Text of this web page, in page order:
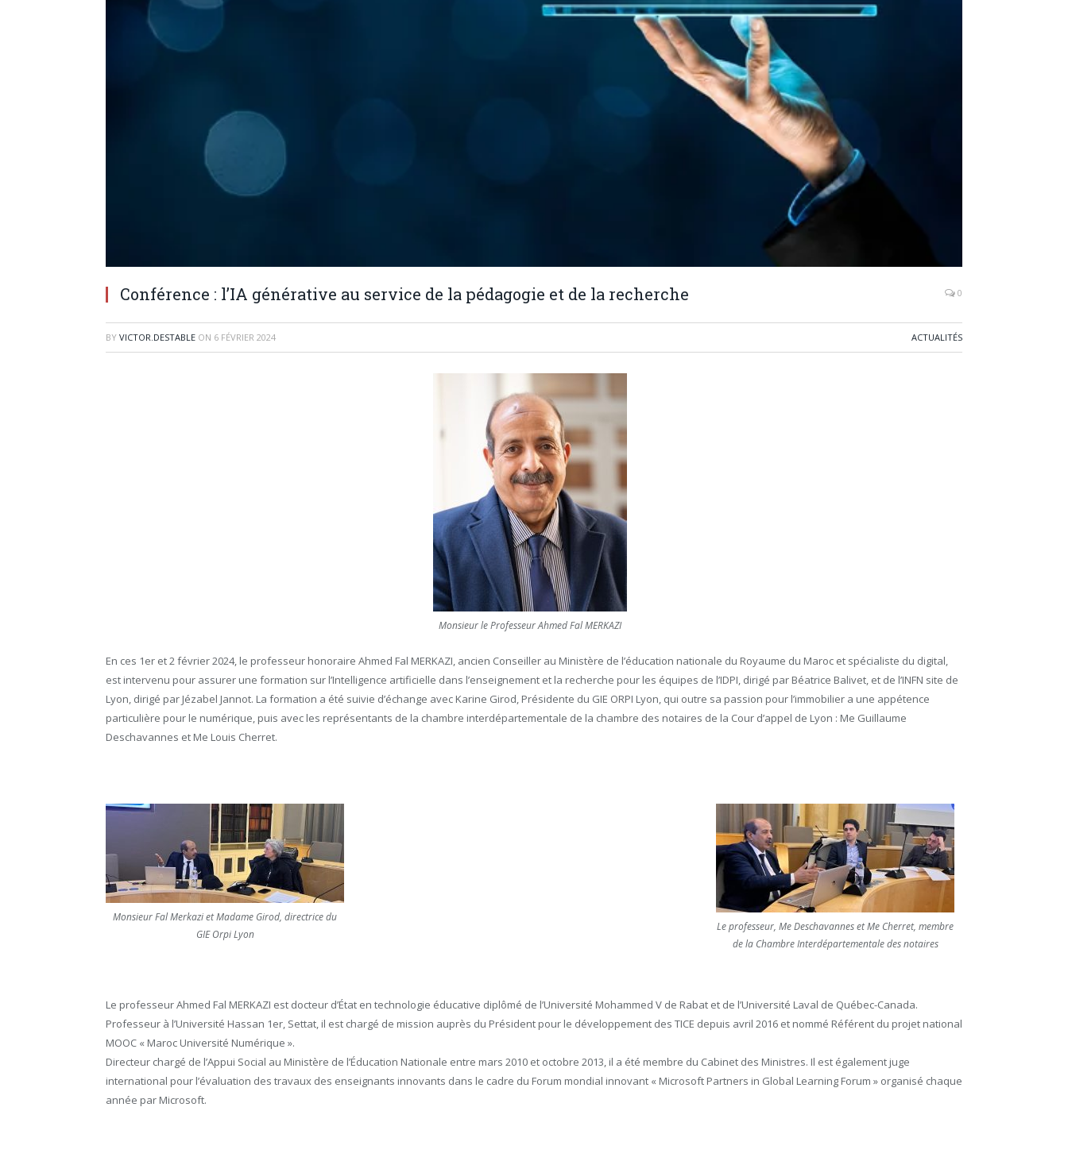
Conférence : l’IA générative au service de la pédagogie et de la recherche 0
BY VICTOR.DESTABLE ON 6 FÉVRIER 2024 ACTUALITÉS
Monsieur le Professeur Ahmed Fal MERKAZI
En ces 1er et 2 février 2024, le professeur honoraire Ahmed Fal MERKAZI, ancien Conseiller au Ministère de l’éducation nationale du Royaume du Maroc et spécialiste du digital,
est intervenu pour assurer une formation sur l’Intelligence artificielle dans l’enseignement et la recherche pour les équipes de l’IDPI, dirigé par Béatrice Balivet, et de l’INFN site de
Lyon, dirigé par Jézabel Jannot. La formation a été suivie d’échange avec Karine Girod, Présidente du GIE ORPI Lyon, qui outre sa passion pour l’immobilier a une appétence
particulière pour le numérique, puis avec les représentants de la chambre interdépartementale de la chambre des notaires de la Cour d’appel de Lyon : Me Guillaume
Deschavannes et Me Louis Cherret.
Monsieur Fal Merkazi et Madame Girod, directrice du
GIE Orpi Lyon
Le professeur, Me Deschavannes et Me Cherret, membre
de la Chambre Interdépartementale des notaires
Le professeur Ahmed Fal MERKAZI est docteur d’État en technologie éducative diplômé de l’Université Mohammed V de Rabat et de l’Université Laval de Québec-Canada.
Professeur à l’Université Hassan 1er, Settat, il est chargé de mission auprès du Président pour le développement des TICE depuis avril 2016 et nommé Référent du projet national
MOOC « Maroc Université Numérique ».
Directeur chargé de l’Appui Social au Ministère de l’Éducation Nationale entre mars 2010 et octobre 2013, il a été membre du Cabinet des Ministres. Il est également juge
international pour l’évaluation des travaux des enseignants innovants dans le cadre du Forum mondial innovant « Microsoft Partners in Global Learning Forum » organisé chaque
année par Microsoft.